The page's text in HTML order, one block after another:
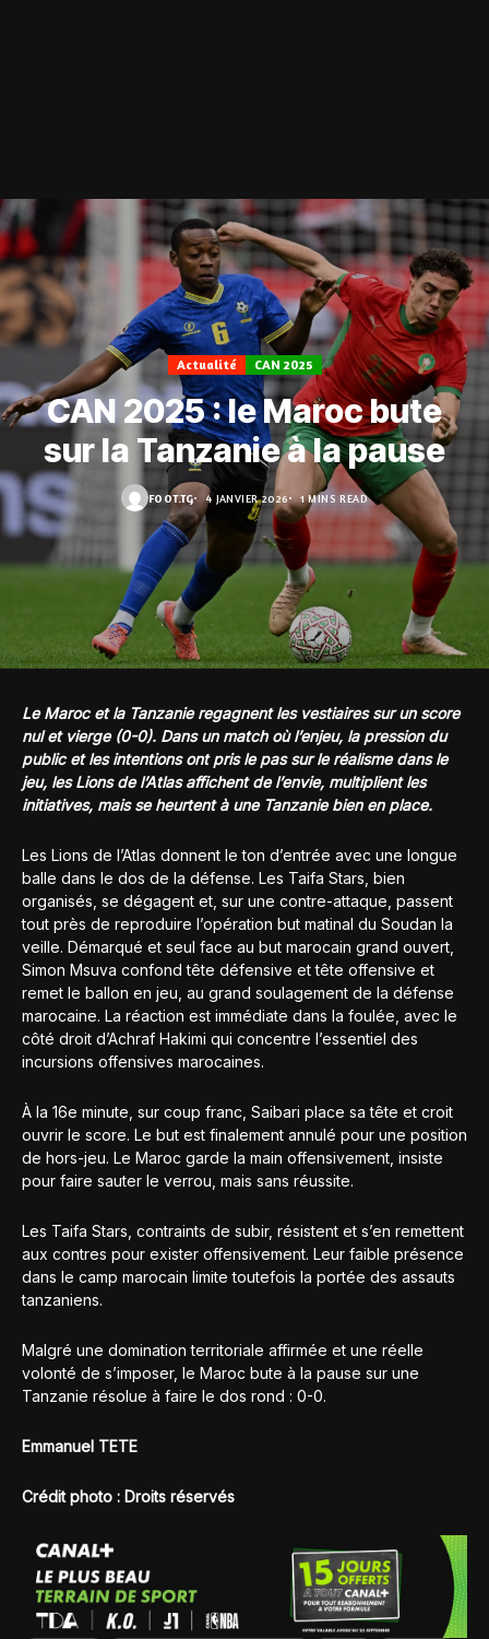
Actualité CAN 2025
CAN 2025 : le Maroc bute
sur la Tanzanie à la pause
FOOT.TG 4 JANVIER 2026 1 MINS READ
Le Maroc et la Tanzanie regagnent les vestiaires sur un score
nul et vierge (0-0). Dans un match où l’enjeu, la pression du
public et les intentions ont pris le pas sur le réalisme dans le
jeu, les Lions de l’Atlas affichent de l’envie, multiplient les
initiatives, mais se heurtent à une Tanzanie bien en place.
Les Lions de l’Atlas donnent le ton d’entrée avec une longue
balle dans le dos de la défense. Les Taifa Stars, bien
organisés, se dégagent et, sur une contre-attaque, passent
tout près de reproduire l’opération but matinal du Soudan la
veille. Démarqué et seul face au but marocain grand ouvert,
Simon Msuva confond tête défensive et tête offensive et
remet le ballon en jeu, au grand soulagement de la défense
marocaine. La réaction est immédiate dans la foulée, avec le
côté droit d’Achraf Hakimi qui concentre l’essentiel des
incursions offensives marocaines.
À la 16e minute, sur coup franc, Saibari place sa tête et croit
ouvrir le score. Le but est finalement annulé pour une position
de hors-jeu. Le Maroc garde la main offensivement, insiste
pour faire sauter le verrou, mais sans réussite.
Les Taifa Stars, contraints de subir, résistent et s’en remettent
aux contres pour exister offensivement. Leur faible présence
dans le camp marocain limite toutefois la portée des assauts
tanzaniens.
Malgré une domination territoriale affirmée et une réelle
volonté de s’imposer, le Maroc bute à la pause sur une
Tanzanie résolue à faire le dos rond : 0-0.
Emmanuel TETE
Crédit photo : Droits réservés